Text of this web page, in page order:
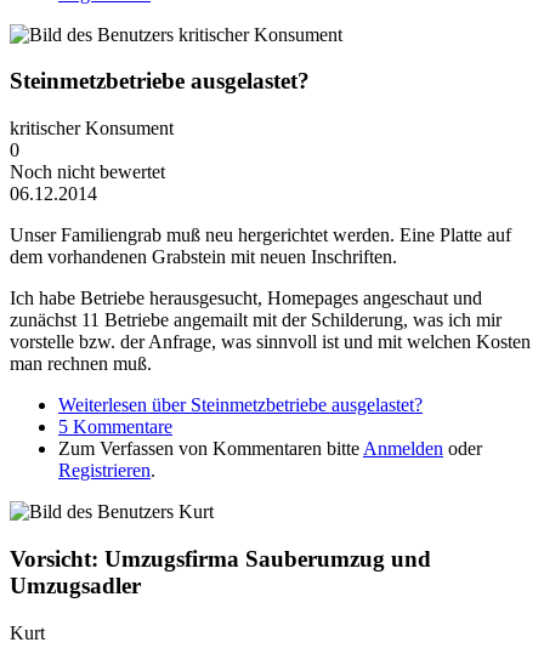
Steinmetzbetriebe ausgelastet?
kritischer Konsument
0
Noch nicht bewertet
06.12.2014
Unser Familiengrab muß neu hergerichtet werden. Eine Platte auf
dem vorhandenen Grabstein mit neuen Inschriften.
Ich habe Betriebe herausgesucht, Homepages angeschaut und
zunächst 11 Betriebe angemailt mit der Schilderung, was ich mir
vorstelle bzw. der Anfrage, was sinnvoll ist und mit welchen Kosten
man rechnen muß.
Weiterlesen über Steinmetzbetriebe ausgelastet?
5 Kommentare
Zum Verfassen von Kommentaren bitte Anmelden oder
Registrieren.
Vorsicht: Umzugsfirma Sauberumzug und
Umzugsadler
Kurt